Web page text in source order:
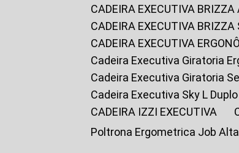
CADEIRA EXECUTIVA
CADEIRA EXECUTIVA
CADEIRA EXECUTIVA
Cadeira Executiva Giratoria
Cadeira Executiva Giratoria
Cadeira Executiva Sky L Duplo
CADEIRA IZZI EXECUTIVA
Poltrona Ergometrica Job